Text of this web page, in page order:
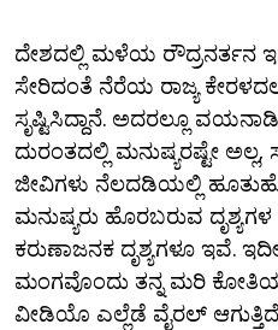
ದೇಶದಲ್ಲಿ ಮಳೆಯ ರೌದ್ರನರ್ತನ
ಸೇರಿದಂತೆ ನೆರೆಯ ರಾಜ್ಯ
ಸೃಷ್ಟಿಸಿದ್ದಾನೆ. ಅದರಲ್ಲೂ
ದುರಂತದಲ್ಲಿ ಮನುಷ್ಯರಷ್ಟೇ ಅಲ್ಲ,
ಜೀವಿಗಳು ನೆಲದಡಿಯಲ್ಲಿ
ಮನುಷ್ಯರು ಹೊರಬರುವ
ಕರುಣಾಜನಕ ದೃಶ್ಯಗಳೂ ಇವೆ.
ಮಂಗವೊಂದು ತನ್ನ ಮರಿ
ವೀಡಿಯೊ ಎಲ್ಲೆಡೆ ವೈರಲ್